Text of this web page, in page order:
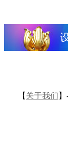
【 关于我们